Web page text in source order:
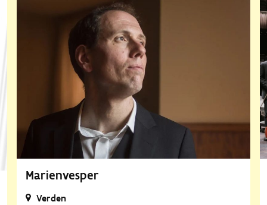
Marienvesper
Verden